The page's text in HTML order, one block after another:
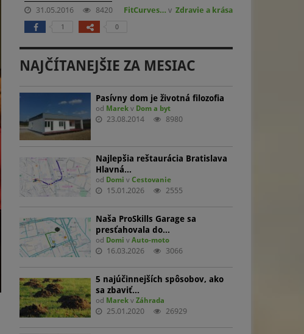
31.05.2016 8420 FitCurves… v Zdravie a krása
1 0
NAJČÍTANEJŠIE ZA MESIAC
Pasívny dom je životná filozofia
od Marekv Dom a byt
23.08.2014 8980
Najlepšia reštaurácia Bratislava
Hlavná…
od Domi v Cestovanie
15.01.2026 2555
Naša ProSkills Garage sa
presťahovala do…
od Domi v Auto-moto
16.03.2026 3066
5 najúčinnejších spôsobov, ako
sa zbaviť…
od Marekv Záhrada
25.01.2020 26929